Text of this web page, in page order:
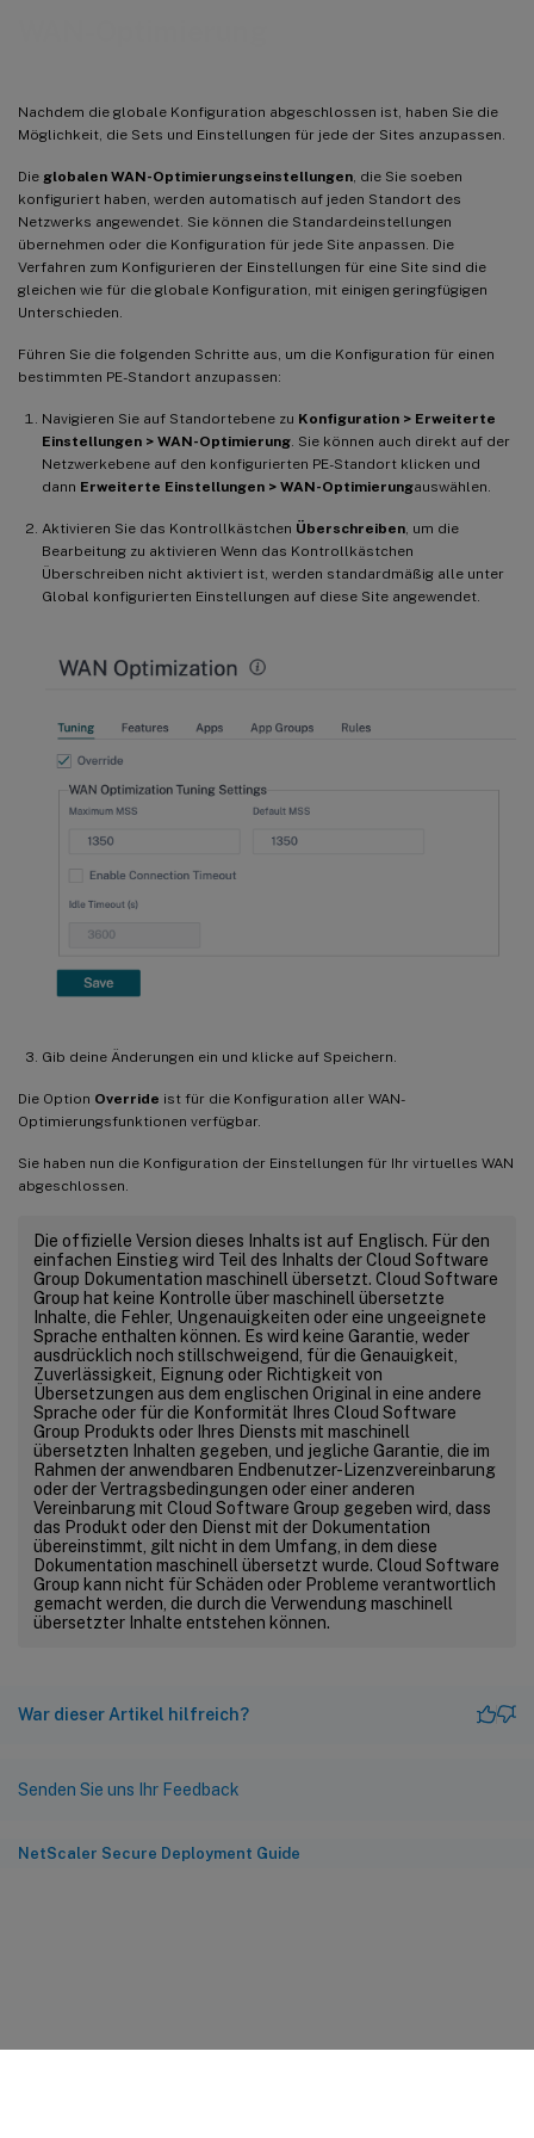
Nachdem die globale Konfiguration abgeschlossen ist, haben Sie die
Möglichkeit, die Sets und Einstellungen für jede der Sites anzupassen.
Die globalen WAN-Optimierungseinstellungen , die Sie soeben
konfiguriert haben, werden automatisch auf jeden Standort des
Netzwerks angewendet. Sie können die Standardeinstellungen
übernehmen oder die Konfiguration für jede Site anpassen. Die
Verfahren zum Konfigurieren der Einstellungen für eine Site sind die
gleichen wie für die globale Konfiguration, mit einigen geringfügigen
Unterschieden.
Führen Sie die folgenden Schritte aus, um die Konfiguration für einen
bestimmten PE-Standort anzupassen:
Navigieren Sie auf Standortebene zu Konfiguration > Erweiterte
Einstellungen > WAN-Optimierung . Sie können auch direkt auf der
Netzwerkebene auf den konfigurierten PE-Standort klicken und
dann Erweiterte Einstellungen > WAN-Optimierungauswählen.
Aktivieren Sie das Kontrollkästchen Überschreiben , um die
Bearbeitung zu aktivieren Wenn das Kontrollkästchen
Überschreiben nicht aktiviert ist, werden standardmäßig alle unter
Global konfigurierten Einstellungen auf diese Site angewendet.
Gib deine Änderungen ein und klicke auf Speichern.
Die Option Override ist für die Konfiguration aller WAN-
Optimierungsfunktionen verfügbar.
Sie haben nun die Konfiguration der Einstellungen für Ihr virtuelles WAN
abgeschlossen.
Die offizielle Version dieses Inhalts ist auf Englisch. Für den
einfachen Einstieg wird Teil des Inhalts der Cloud Software
Group Dokumentation maschinell übersetzt. Cloud Software
Group hat keine Kontrolle über maschinell übersetzte
Inhalte, die Fehler, Ungenauigkeiten oder eine ungeeignete
Sprache enthalten können. Es wird keine Garantie, weder
ausdrücklich noch stillschweigend, für die Genauigkeit,
Zuverlässigkeit, Eignung oder Richtigkeit von
Übersetzungen aus dem englischen Original in eine andere
Sprache oder für die Konformität Ihres Cloud Software
Group Produkts oder Ihres Diensts mit maschinell
übersetzten Inhalten gegeben, und jegliche Garantie, die im
Rahmen der anwendbaren Endbenutzer-Lizenzvereinbarung
oder der Vertragsbedingungen oder einer anderen
Vereinbarung mit Cloud Software Group gegeben wird, dass
das Produkt oder den Dienst mit der Dokumentation
übereinstimmt, gilt nicht in dem Umfang, in dem diese
Dokumentation maschinell übersetzt wurde. Cloud Software
Group kann nicht für Schäden oder Probleme verantwortlich
gemacht werden, die durch die Verwendung maschinell
übersetzter Inhalte entstehen können.
War dieser Artikel hilfreich?
Senden Sie uns Ihr Feedback
NetScaler Secure Deployment Guide